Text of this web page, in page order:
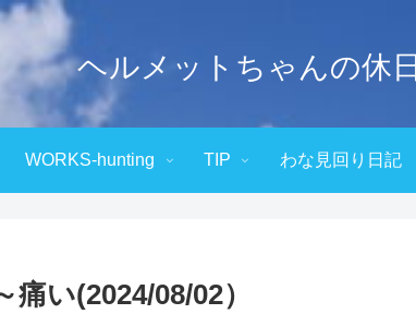
ヘルメットちゃんの休日
WORKS-hunting TIP わな見回り日記
い(2024/08/02）